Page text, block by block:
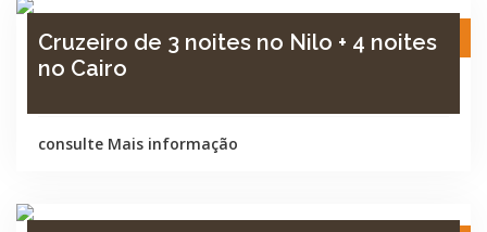
8 Dia / 7 Noite
Cruzeiro de 3 noites no Nilo + 4 noites
no Cairo
consulte Mais informação